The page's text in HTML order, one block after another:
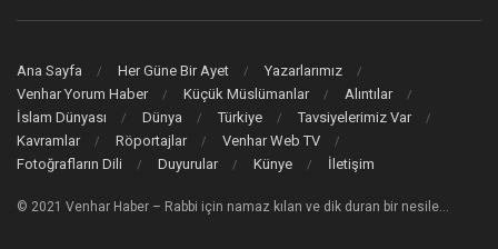
Ana Sayfa Her Güne Bir Ayet
Yazarlarımız
Venhar Yorum Haber
Küçük Müslümanlar
Alıntılar
İslam Dünyası
Dünya Türkiye
Tavsiyelerimiz Var
Kavramlar
Röportajlar
Venhar Web TV
Fotoğrafların Dili
Duyurular Künye İletişim
© 2021 Venhar Haber – Rabbi için namaz kılan ve dik duran bir nesile…